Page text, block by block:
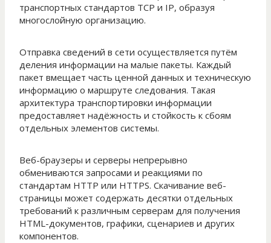
транспортных стандартов TCP и IP, образуя
многослойную организацию.
Отправка сведений в сети осуществляется путём
деления информации на малые пакеты. Каждый
пакет вмещает часть ценной данных и техническую
информацию о маршруте следования. Такая
архитектура транспортировки информации
предоставляет надёжность и стойкость к сбоям
отдельных элементов системы.
Веб-браузеры и серверы непрерывно
обмениваются запросами и реакциями по
стандартам HTTP или HTTPS. Скачивание веб-
страницы может содержать десятки отдельных
требований к различным серверам для получения
HTML-документов, графики, сценариев и других
компонентов.